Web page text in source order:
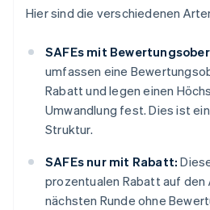
Hier sind die verschiedenen
SAFEs mit
umfassen eine
Rabatt und legen einen
Umwandlung fest. Dies ist
Struktur.
SAFEs nur mit Rabatt:
prozentualen Rabatt auf
nächsten Runde ohne